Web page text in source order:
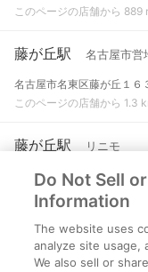
このページの店舗から 889
藤が丘駅 名古屋市営
名古屋市名東区藤が丘１６
このページの店舗から 1.3
藤が丘駅 リニモ
名古屋市名東区藤が丘１６
このページの店舗から 1.3
一社駅 名古屋市営地
名古屋市名東区一社２-１
Do Not Sell
Information
The website uses
analyze site usage,
We also sell or